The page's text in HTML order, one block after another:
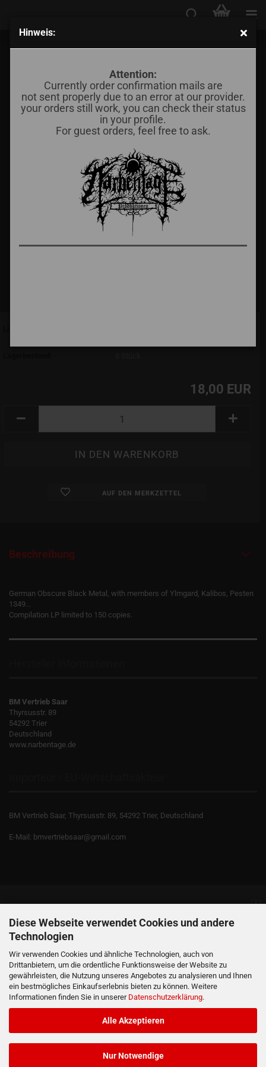
Diese Webseite verwendet Cookies und andere
Technologien
Wir verwenden Cookies und ähnliche Technologien, auch von
Drittanbietern, um die ordentliche Funktionsweise der Website zu
gewährleisten, die Nutzung unseres Angebotes zu analysieren und Ihnen
ein bestmögliches Einkaufserlebnis bieten zu können. Weitere
Informationen finden Sie in unserer Datenschutzerklärung.
Alle Akzeptieren
Nur Notwendige
Hinweis:
Attention:
Currently order confirmation mails are
not sent properly due to an error at our provider.
your orders still work, you can check their status
in your profile.
For guest orders, feel free to ask.
Sumerian Moon - Demonology
Saar
18,00 EUR
AUF DEN MERKZETTEL
Beschreibung
German Obscure Black Metal, with members of Ylmgard, Kalibos, Pesten
1349...
Compilation LP limited to 150 copies.
BM Vertrieb Saar
Thyrsusstr. 89
54292 Trier
Deutschland
www.narbentage.de
BM Vertrieb Saar, Thyrsusstr. 89, 54292 Trier, Deutschland
E-Mail: bmvertriebsaar@gmail.com
Informationen
Produkte
Ihr Konto